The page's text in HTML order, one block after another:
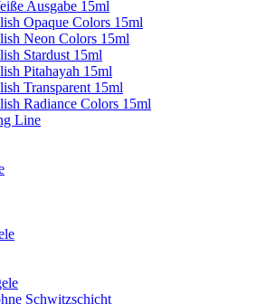
Ausgabe 15ml
Opaque Colors 15ml
Neon Colors 15ml
Stardust 15ml
Pitahayah 15ml
Transparent 15ml
Radiance Colors 15ml
Line
Schwitzschicht